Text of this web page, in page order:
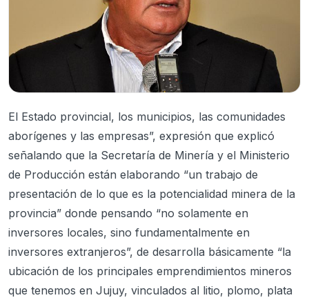
El Estado provincial, los municipios, las comunidades
aborígenes y las empresas”, expresión que explicó
señalando que la Secretaría de Minería y el Ministerio
de Producción están elaborando “un trabajo de
presentación de lo que es la potencialidad minera de la
provincia” donde pensando “no solamente en
inversores locales, sino fundamentalmente en
inversores extranjeros”, de desarrolla básicamente “la
ubicación de los principales emprendimientos mineros
que tenemos en Jujuy, vinculados al litio, plomo, plata